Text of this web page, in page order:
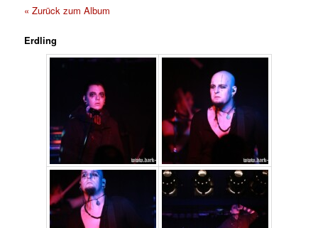
« Zurück zum Album
Erdling